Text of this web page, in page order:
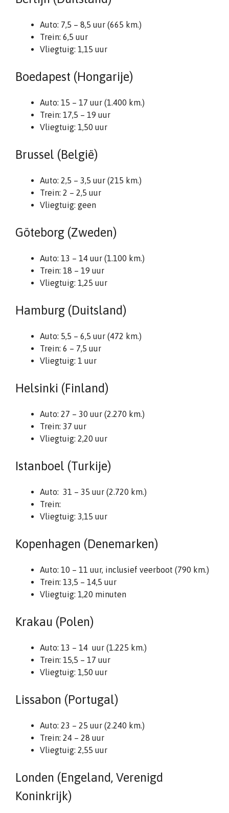
Auto: 7,5 – 8,5 uur (665 km.)
Trein: 6,5 uur
Vliegtuig: 1,15 uur
Boedapest (Hongarije)
Auto: 15 – 17 uur (1.400 km.)
Trein: 17,5 – 19 uur
Vliegtuig: 1,50 uur
Brussel (België)
Auto: 2,5 – 3,5 uur (215 km.)
Trein: 2 – 2,5 uur
Vliegtuig: geen
Göteborg (Zweden)
Auto: 13 – 14 uur (1.100 km.)
Trein: 18 – 19 uur
Vliegtuig: 1,25 uur
Hamburg (Duitsland)
Auto: 5,5 – 6,5 uur (472 km.)
Trein: 6 – 7,5 uur
Vliegtuig: 1 uur
Helsinki (Finland)
Auto: 27 – 30 uur (2.270 km.)
Trein: 37 uur
Vliegtuig: 2,20 uur
Istanboel (Turkije)
Auto: 31 – 35 uur (2.720 km.)
Trein:
Vliegtuig: 3,15 uur
Kopenhagen (Denemarken)
Auto: 10 – 11 uur, inclusief veerboot (790 km.)
Trein: 13,5 – 14,5 uur
Vliegtuig: 1,20 minuten
Krakau (Polen)
Auto: 13 – 14 uur (1.225 km.)
Trein: 15,5 – 17 uur
Vliegtuig: 1,50 uur
Lissabon (Portugal)
Auto: 23 – 25 uur (2.240 km.)
Trein: 24 – 28 uur
Vliegtuig: 2,55 uur
Londen (Engeland, Verenigd
Koninkrijk)